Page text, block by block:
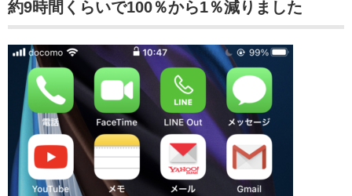
約9時間くらいで100％から1％減りました